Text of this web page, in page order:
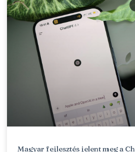
Magyar fejlesztés jelent meg a